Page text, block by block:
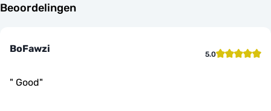
Beoordelingen
BoFawzi 5.0
" Good"